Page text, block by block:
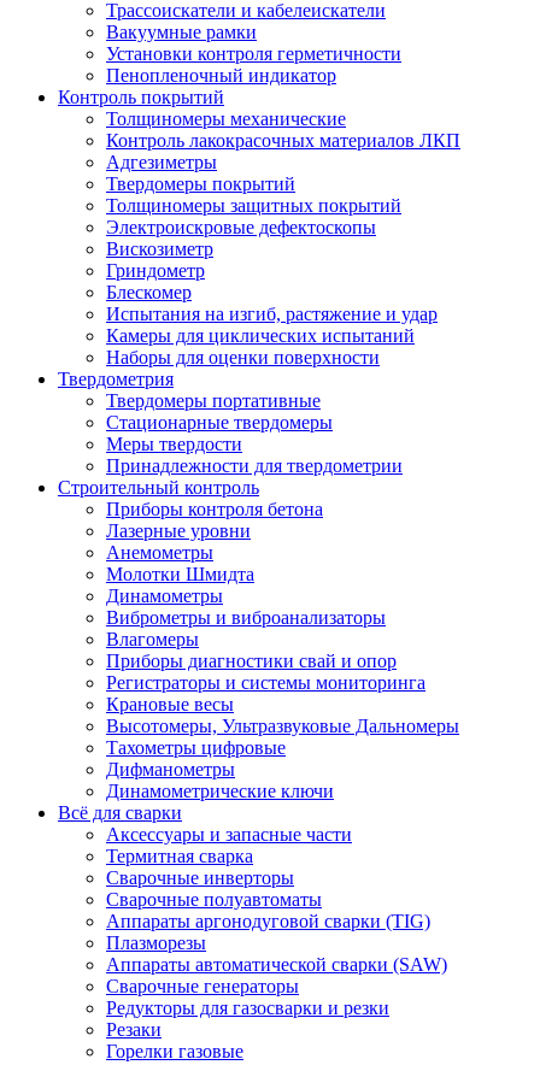
Трассоискатели и кабелеискатели
Вакуумные рамки
Установки контроля герметичности
Пенопленочный индикатор
Контроль покрытий
Толщиномеры механические
Контроль лакокрасочных материалов ЛКП
Адгезиметры
Твердомеры покрытий
Толщиномеры защитных покрытий
Электроискровые дефектоскопы
Вискозиметр
Гриндометр
Блескомер
Испытания на изгиб, растяжение и удар
Камеры для циклических испытаний
Наборы для оценки поверхности
Твердометрия
Твердомеры портативные
Стационарные твердомеры
Меры твердости
Принадлежности для твердометрии
Строительный контроль
Приборы контроля бетона
Лазерные уровни
Анемометры
Молотки Шмидта
Динамометры
Виброметры и виброанализаторы
Влагомеры
Приборы диагностики свай и опор
Регистраторы и системы мониторинга
Крановые весы
Высотомеры, Ультразвуковые Дальномеры
Тахометры цифровые
Дифманометры
Динамометрические ключи
Всё для сварки
Аксессуары и запасные части
Термитная сварка
Сварочные инверторы
Сварочные полуавтоматы
Аппараты аргонодуговой сварки (TIG)
Плазморезы
Аппараты автоматической сварки (SAW)
Сварочные генераторы
Редукторы для газосварки и резки
Резаки
Горелки газовые